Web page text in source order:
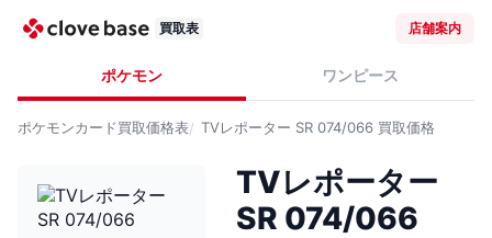
買取表 店舗案内
ポケモン ワンピース
ポケモンカード買取価格表 TVレポーター SR 074/066 買取価格
TVレポーター
SR 074/066